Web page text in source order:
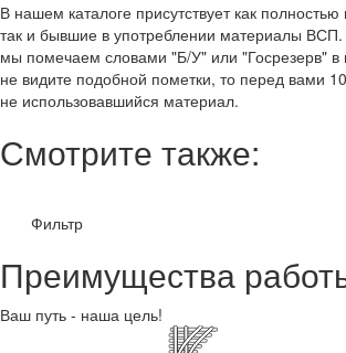
В нашем каталоге присутствует как
так и бывшие в употреблении материалы
мы помечаем словами "Б/У" или "Госрезерв" в
не видите подобной пометки, то перед вами
не использовавшийся материал.
Смотрите также:
Фильтр
Преимущества
Ваш путь - наша цель!